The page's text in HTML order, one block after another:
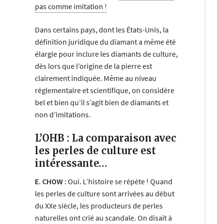
pas comme imitation !
Dans certains pays, dont les États-Unis, la
définition juridique du diamant a même été
élargie pour inclure les diamants de culture,
dès lors que l’origine de la pierre est
clairement indiquée. Même au niveau
réglementaire et scientifique, on considère
bel et bien qu’il s’agit bien de diamants et
non d’imitations.
L’OHB : La comparaison avec
les perles de culture est
intéressante…
E. CHOW : Oui. L’histoire se répète ! Quand
les perles de culture sont arrivées au début
du XXe siècle, les producteurs de perles
naturelles ont crié au scandale. On disait à